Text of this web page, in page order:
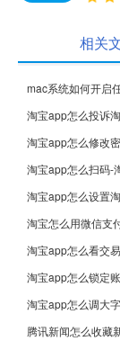
相关
mac系统如何开启
淘宝app怎么投诉
淘宝app怎么修改
淘宝app怎么扫码-
淘宝app怎么设置
淘宝怎么用微信支
淘宝app怎么看交
淘宝app怎么锁定
淘宝app怎么调大
腾讯新闻怎么收藏